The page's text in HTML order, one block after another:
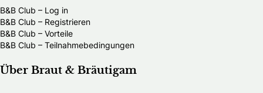
B&B Club – Log in
B&B Club – Registrieren
B&B Club – Vorteile
B&B Club – Teilnahmebedingungen
Über Braut & Bräutigam